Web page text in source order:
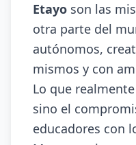
Etayo son las
otra parte del
autónomos,
mismos y con
Lo que
sino el
educadores con